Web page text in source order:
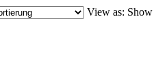
View as: Show